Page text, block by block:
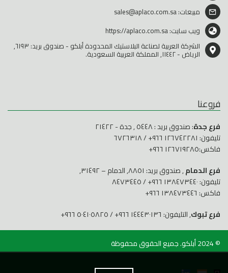
مبيعات:sales@aplaco.com.sa
ويب سايت:https://aplaco.com.sa
الشركة العربية لصناعة البلاستيك المحدودة أبلكو - صندوق بريد: ٦١٩٣,
الرياض - ١١٤٤٢, المملكة العربية السعودية.
فروعنا
فرع جدة: صندوق بريد : ٥٤٤٨ , جدة - ٢١٤٢٢
تليفون:١٢٦٧٤٢٢٨١ ٩٦٦+ /٦٧٢٦٣١٨
فاكس:١٢٦٧١٩٢٨٥ ٩٦٦+
فرع الدمام, صندوق بريد: ٨٨٥١, الدمام – ٣١٤٩٢,
تليفون:١٣٨٤٧٣٤٤٠ ٩٦٦+ /٨٤٧٣٤٤٥
فاكس: ١٣٨٤٧٣٤٤٦ ٩٦٦+
فرع تبوك, التليفون:١٤٤٤٣٠١٣٦ ٩٦٦+ /٥٠٤١٠٥٨٢٥ ٩٦٦+
© 2024 أبلكو. جميع الحقوق محفوظة